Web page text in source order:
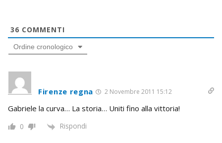
36 COMMENTI
Ordine cronologico
Firenze regna 2 Novembre 2011 15:12
Gabriele la curva… La storia… Uniti fino alla vittoria!
0 Rispondi